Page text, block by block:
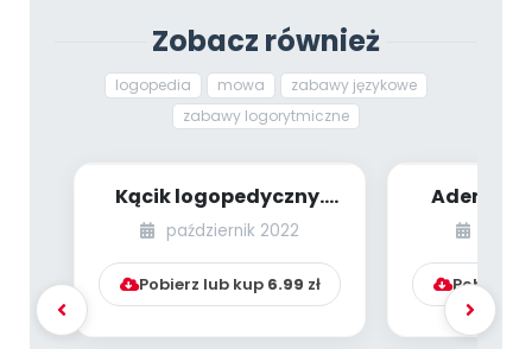
Zobacz również
logopedia mowa
zabawy językowe
zabawy logorytmiczne
Kącik logopedyczny.
Misio Miecio
październik 2022
Pobierz lub kup 6.99 zł
Adenoid,
Pobierz